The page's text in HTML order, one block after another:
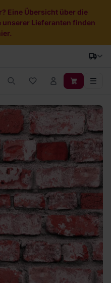
Eine Übersicht über die
unserer Lieferanten finden